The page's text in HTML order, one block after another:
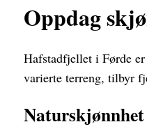
Oppdag
Hafstadfjellet i Førde
varierte terreng, tilbyr